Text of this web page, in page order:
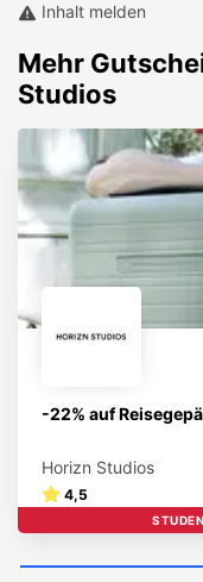
Inhalt melden
Mehr
Studios
-22% auf
Horizn Studios
4,5